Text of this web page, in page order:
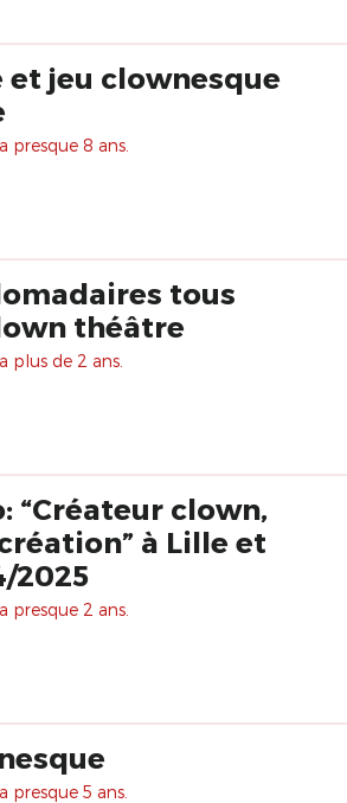
et jeu clownesque
presque 8 ans.
tous
théâtre
plus de 2 ans.
“Créateur clown,
à Lille et
2025
presque 2 ans.
presque 5 ans.